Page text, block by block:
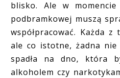
blisko. Ale w
podbramkowej muszą
współpracować. Każda
ale co istotne, żadna
spadła na dno, która
alkoholem czy